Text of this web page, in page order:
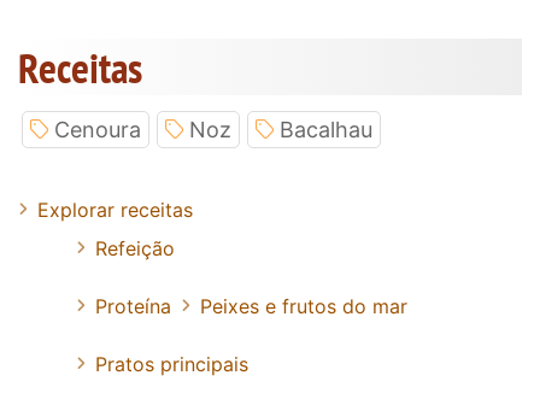
Receitas
Cenoura Noz Bacalhau
Explorar receitas
Refeição
Proteína Peixes e frutos do mar
Pratos principais